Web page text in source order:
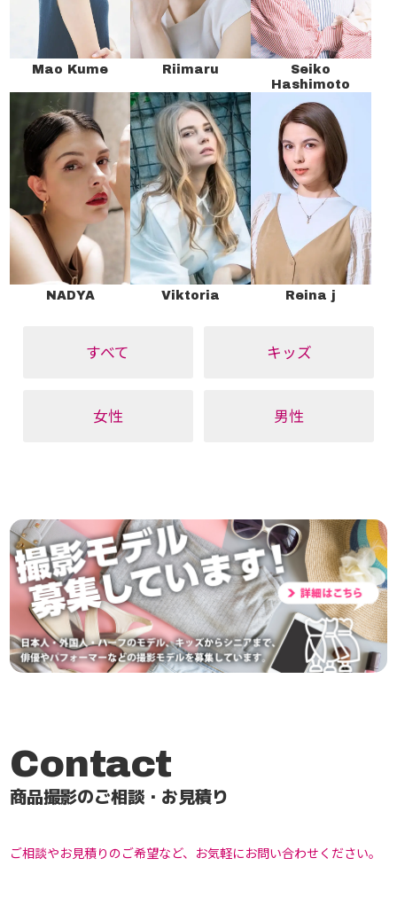
Mao Kume Riimaru
Seiko
Hashimoto
NADYA Viktoria Reina j
すべて キッズ
女性 男性
Contact
商品撮影のご相談・お見積り
ご相談やお見積りのご希望など、お気軽にお問い合わせください。